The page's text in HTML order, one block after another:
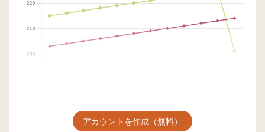
アカウントを作成（無料）